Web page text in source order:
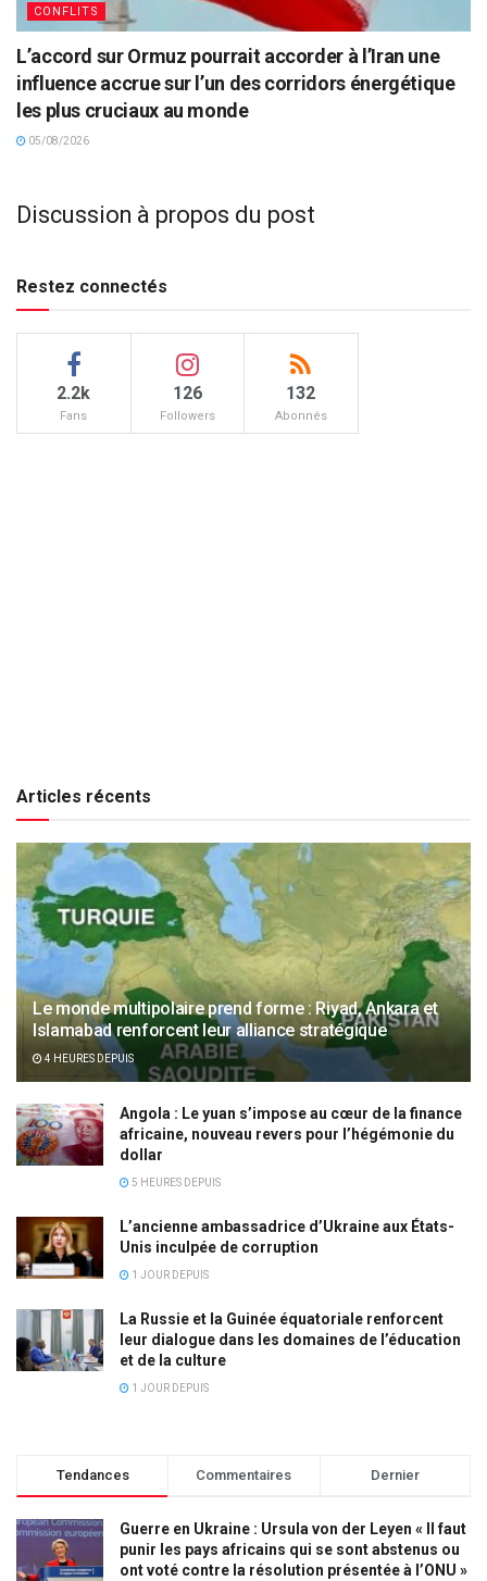
CONFLITS
L’accord sur Ormuz pourrait accorder à l’Iran une
influence accrue sur l’un des corridors énergétique
les plus cruciaux au monde
05/08/2026
Discussion à propos du post
Restez connectés
2.2k
Fans
126
Followers
132
Abonnés
Articles récents
Le monde multipolaire prend forme : Riyad, Ankara et
Islamabad renforcent leur alliance stratégique
4 HEURES DEPUIS
Angola : Le yuan s’impose au cœur de la finance
africaine, nouveau revers pour l’hégémonie du
dollar
5 HEURES DEPUIS
L’ancienne ambassadrice d’Ukraine aux États-
Unis inculpée de corruption
1 JOUR DEPUIS
La Russie et la Guinée équatoriale renforcent
leur dialogue dans les domaines de l’éducation
et de la culture
1 JOUR DEPUIS
Tendances Commentaires Dernier
Guerre en Ukraine : Ursula von der Leyen « Il faut
punir les pays africains qui se sont abstenus ou
ont voté contre la résolution présentée à l’ONU »